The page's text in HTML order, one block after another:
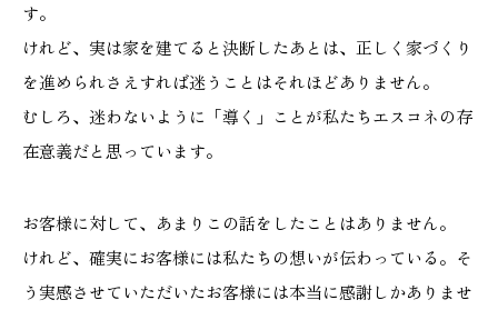
す。
けれど、実は家を建てると決断したあとは、正しく家づくり
を進められさえすれば迷うことはそれほどありません。
むしろ、迷わないように「導く」ことが私たちエスコネの存
在意義だと思っています。
お客様に対して、あまりこの話をしたことはありません。
けれど、確実にお客様には私たちの想いが伝わっている。そ
う実感させていただいたお客様には本当に感謝しかありませ